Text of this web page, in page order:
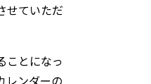
せていただ
ことになっ